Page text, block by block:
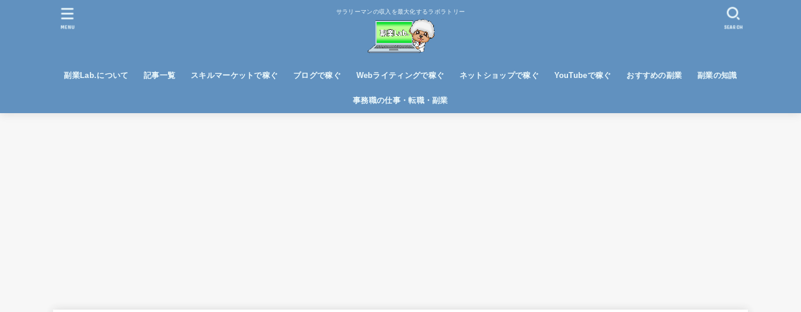
サラリーマンの収入を最大化するラボラトリー
副業Lab.について 記事一覧 スキルマーケットで稼ぐ ブログで稼ぐ
アフィリエイトで稼ぐ
Webライティングで稼ぐ ネットショップで稼ぐ YouTubeで稼ぐ おすすめの副業 副業の知識
事務職の仕事・転職・副業
SEARCH
MENU